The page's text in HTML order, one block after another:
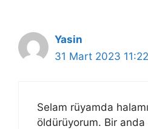
Yasin
31 Mart 2023 11:22
Selam rüyamda
öldürüyorum. Bir anda